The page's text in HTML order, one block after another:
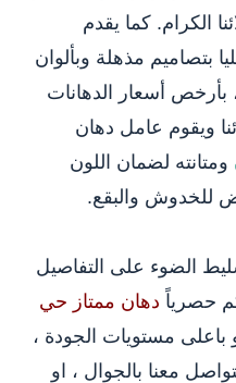
الكرام. كما يقدم
بتصاميم مذهلة وبألوان
أسعار الدهانات
ويقوم عامل دهان
ومتانته لضمان اللون
للخدوش والبقع.
الضوء على التفاصيل
حصرياً دهان ممتاز حي
باعلى مستويات الجودة ،
معنا بالجوال ، او